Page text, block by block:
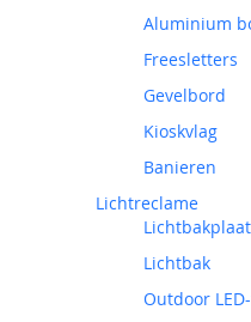
Aluminium
Freesletters
Gevelbord
Kioskvlag
Banieren
Lichtreclame
Lichtbakplaat
Lichtbak
Outdoor